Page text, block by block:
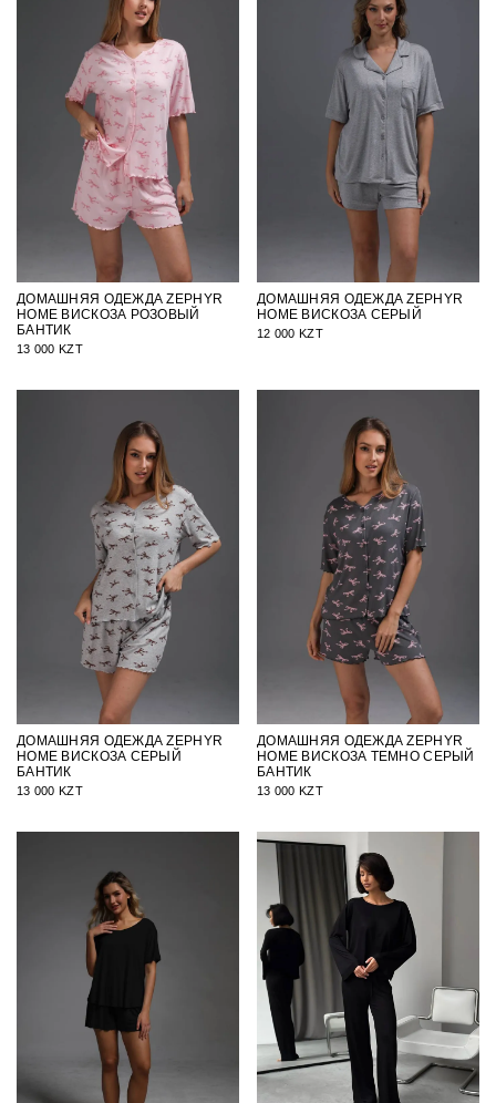
ДОМАШНЯЯ ОДЕЖДА ZEPHYR
HOME ВИСКОЗА РОЗОВЫЙ
БАНТИК
13 000 KZT
ДОМАШНЯЯ ОДЕЖДА ZEPHYR
HOME ВИСКОЗА СЕРЫЙ
12 000 KZT
ДОМАШНЯЯ ОДЕЖДА ZEPHYR
HOME ВИСКОЗА СЕРЫЙ
БАНТИК
13 000 KZT
ДОМАШНЯЯ ОДЕЖДА ZEPHYR
HOME ВИСКОЗА ТЕМНО СЕРЫЙ
БАНТИК
13 000 KZT